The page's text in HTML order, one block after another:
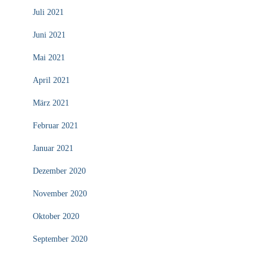
Juli 2021
Juni 2021
Mai 2021
April 2021
März 2021
Februar 2021
Januar 2021
Dezember 2020
November 2020
Oktober 2020
September 2020